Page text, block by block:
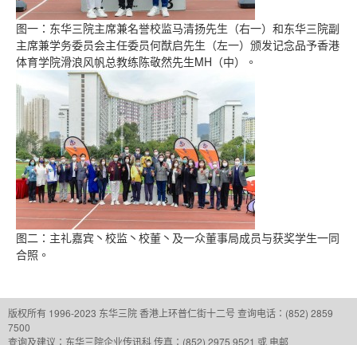
图一：东华三院主席兼名誉校监马清扬先生（右一）和东华三院副
主席兼学务委员会主任委员何猷启先生（左一）颁发记念品予香港
体育学院滑浪风帆总教练陈敬然先生MH（中）。
图二：主礼嘉宾丶校监丶校董丶及一众董事局成员与获奖学生一同
合照。
版权所有 1996-2023 东华三院香港上环普仁街十二号 查询电话：(852) 2859
7500
查询及建议： 东华三院企业传讯科传真：(852) 2975 9521 或 电邮